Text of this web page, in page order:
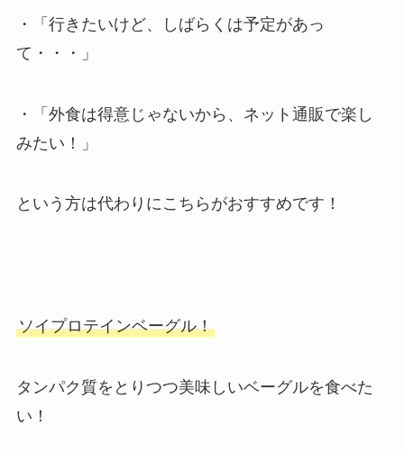
・「行きたいけど、しばらくは予定があっ
て・・・」
・「外食は得意じゃないから、ネット通販で楽し
みたい！」
という方は代わりにこちらがおすすめです！
ソイプロテインベーグル！
タンパク質をとりつつ美味しいベーグルを食べた
い！